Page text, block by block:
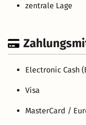
zentrale Lage
Electronic Cash
Visa
MasterCard /